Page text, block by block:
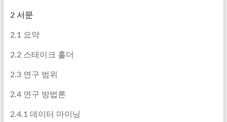
2 서문
2.1 요약
2.2 스테이크 홀더
2.3 연구 범위
2.4 연구 방법론
2.4.1 데이터 마이닝